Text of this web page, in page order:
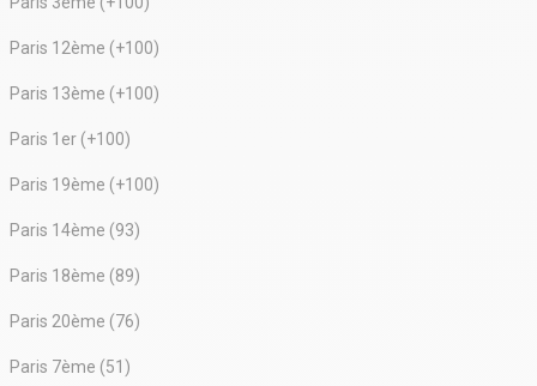
Paris 12ème (+100)
Paris 13ème (+100)
Paris 1er (+100)
Paris 19ème (+100)
Paris 14ème (93)
Paris 18ème (89)
Paris 20ème (76)
Paris 7ème (51)